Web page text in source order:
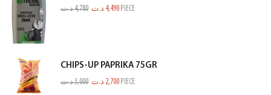
4,780د.ت 4,490 د.ت PIECE
CHIPS-UP PAPRIKA 75GR
3,000د.ت 2,700 د.ت PIECE